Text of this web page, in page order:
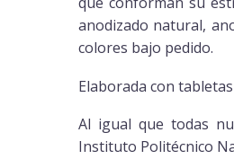
anodizado natural,
colores bajo pedido.
Elaborada con
Al igual que todas
Instituto Politécnico